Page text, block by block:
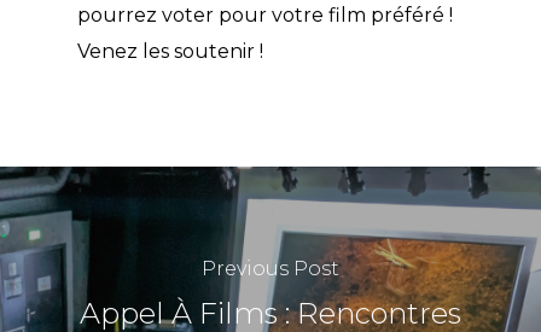
pourrez voter pour votre film préféré !
Venez les soutenir !
Previous Post
Appel À Films : Rencontres